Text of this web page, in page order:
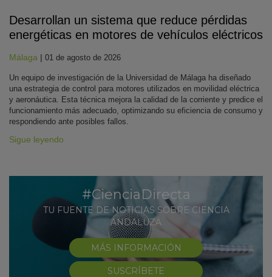
Desarrollan un sistema que reduce pérdidas
energéticas en motores de vehículos eléctricos
Málaga | 01 de agosto de 2026
Un equipo de investigación de la Universidad de Málaga ha diseñado
una estrategia de control para motores utilizados en movilidad eléctrica
y aeronáutica. Esta técnica mejora la calidad de la corriente y predice el
funcionamiento más adecuado, optimizando su eficiencia de consumo y
respondiendo ante posibles fallos.
Sigue leyendo
#CienciaDirecta
TU FUENTE DE NOTICIAS SOBRE CIENCIA
ANDALUZA
MÁS INFORMACIÓN
SUSCRÍBETE